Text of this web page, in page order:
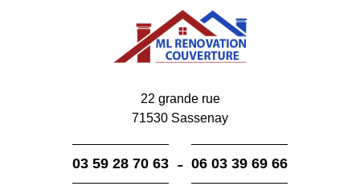
22 grande rue
71530 Sassenay
03 59 28 70 63 - 06 03 39 69 66